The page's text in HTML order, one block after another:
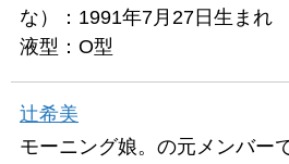
な）：1991年7月27日生ま
液型：O型
辻希美
モーニング娘。の元メンバー